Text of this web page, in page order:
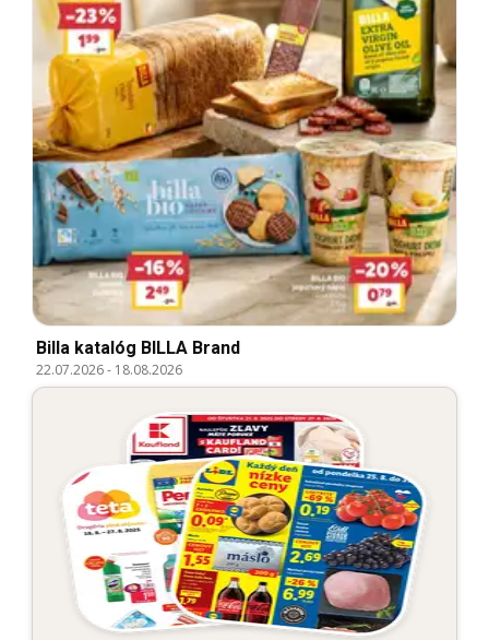
Billa katalóg BILLA Brand
22.07.2026- 18.08.2026